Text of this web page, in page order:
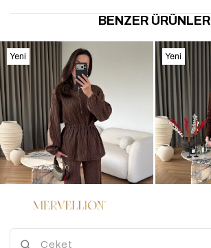
BENZER ÜRÜNLER
Yeni
Ürün
Yeni
Ürün